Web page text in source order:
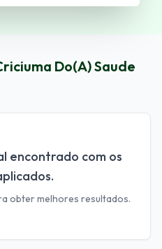
Do(a)Saude
encontrado com os
obter melhores resultados.